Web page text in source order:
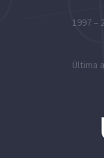
1997 –
Última